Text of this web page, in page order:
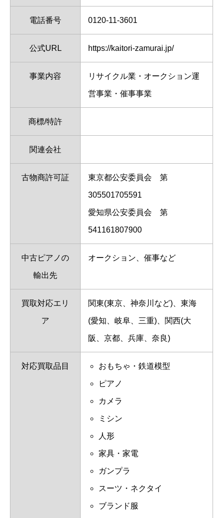
電話番号 0120-11-3601
公式URL https://kaitori-zamurai.jp/
事業内容 リサイクル業・オークション運
営事業・催事事業
商標/特許
関連会社
古物商許可証 東京都公安委員会 第
305501705591
愛知県公安委員会 第
541161807900
中古ピアノの
輸出先
オークション、催事など
買取対応エリ
ア
関東(東京、神奈川など)、東海
(愛知、岐阜、三重)、関西(大
阪、京都、兵庫、奈良)
対応買取品目 おもちゃ・鉄道模型
ピアノ
カメラ
ミシン
人形
家具・家電
ガンプラ
スーツ・ネクタイ
ブランド服